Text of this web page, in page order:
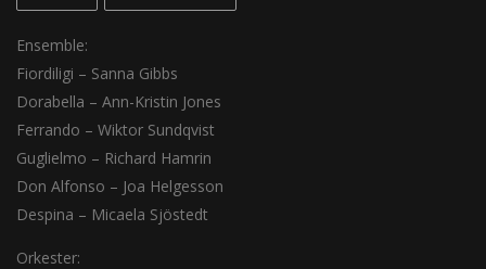
Ensemble:
Fiordiligi – Sanna Gibbs
Dorabella – Ann-Kristin Jones
Ferrando – Wiktor Sundqvist
Guglielmo – Richard Hamrin
Don Alfonso – Joa Helgesson
Despina – Micaela Sjöstedt
Orkester: